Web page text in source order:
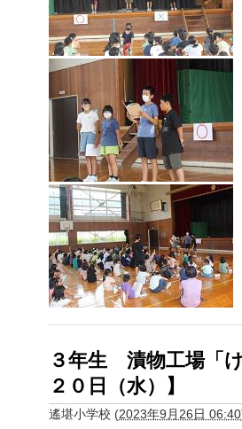
３年生 漬物工場「
２０日（水）】
遙堪小学校 (2023年9月26日 06:40